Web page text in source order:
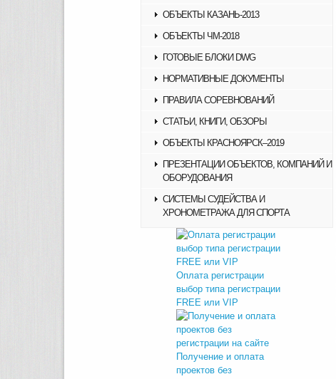
ОБЪЕКТЫ КАЗАНЬ-2013
ОБЪЕКТЫ ЧМ-2018
ГОТОВЫЕ БЛОКИ DWG
НОРМАТИВНЫЕ ДОКУМЕНТЫ
ПРАВИЛА СОРЕВНОВАНИЙ
СТАТЬИ, КНИГИ, ОБЗОРЫ
ОБЪЕКТЫ КРАСНОЯРСК–2019
ПРЕЗЕНТАЦИИ ОБЪЕКТОВ, КОМПАНИЙ И
ОБОРУДОВАНИЯ
СИСТЕМЫ СУДЕЙСТВА И
ХРОНОМЕТРАЖА ДЛЯ СПОРТА
Оплата регистрации
выбор типа регистрации
FREE или VIP
Получение и оплата
проектов без